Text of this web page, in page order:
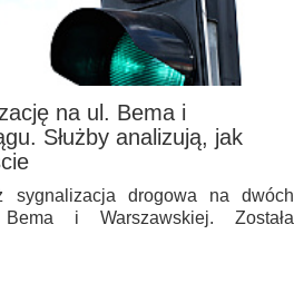
na ul. Bema i
Służby analizują, jak
sygnalizacja drogowa na dwóch
i Warszawskiej. Została